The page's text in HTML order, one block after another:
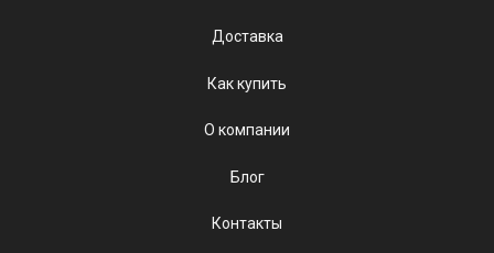
Доставка
Как купить
О компании
Блог
Контакты